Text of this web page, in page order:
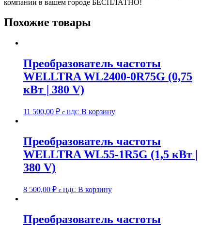
компании в вашем городе БЕСПЛАТНО!
Похожие товары
Преобразователь частоты
WELLTRA WL2400-0R75G (0,75
кВт | 380 V)
11 500,00 ₽ c НДС В корзину
Преобразователь частоты
WELLTRA WL55-1R5G (1,5 кВт |
380 V)
8 500,00 ₽ c НДС В корзину
Преобразователь частоты